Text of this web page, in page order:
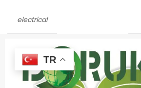
electrical